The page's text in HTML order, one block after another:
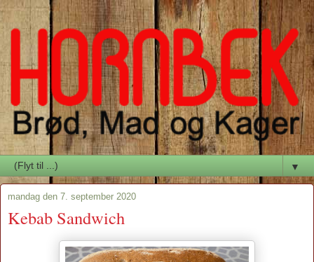
▼
mandag den 7. september 2020
Kebab Sandwich